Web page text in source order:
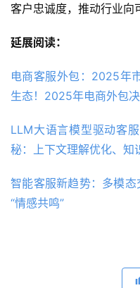
客户忠诚度，推动行业向
延展阅读：
电商客服外包：2025年
生态！2025年电商外包
LLM大语言模型驱动客
秘：上下文理解优化、知
智能客服新趋势：多模态
“情感共鸣”